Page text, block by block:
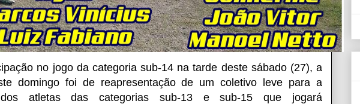
no jogo da categoria sub-14 na tarde deste sábado (27), a
domingo foi de reapresentação de um coletivo leve para a
atletas das categorias sub-13 e sub-15 que jogará